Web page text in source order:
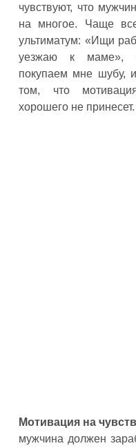
чувствуют, что
на многое. Чаще
ультиматум: «Ищи
уезжаю к маме»,
покупаем мне шубу,
том, что
хорошего не принесет.
Мотивация на
мужчина должен